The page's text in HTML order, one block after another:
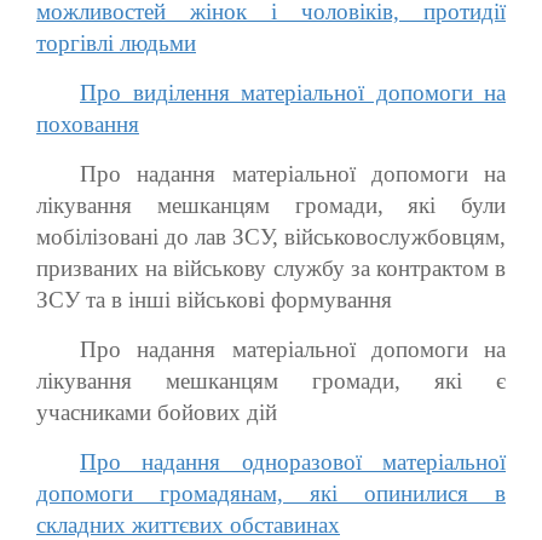
можливостей жінок і чоловіків, протидії
торгівлі людьми
Про виділення матеріальної допомоги на
поховання
Про надання матеріальної допомоги на
лікування мешканцям громади, які були
мобілізовані до лав ЗСУ, військовослужбовцям,
призваних на військову службу за контрактом в
ЗСУ та в інші військові формування
Про надання матеріальної допомоги на
лікування мешканцям громади, які є
учасниками бойових дій
Про надання одноразової матеріальної
допомоги громадянам, які опинилися в
складних життєвих обставинах